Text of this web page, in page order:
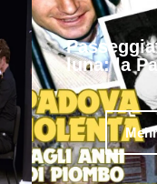
luna: la